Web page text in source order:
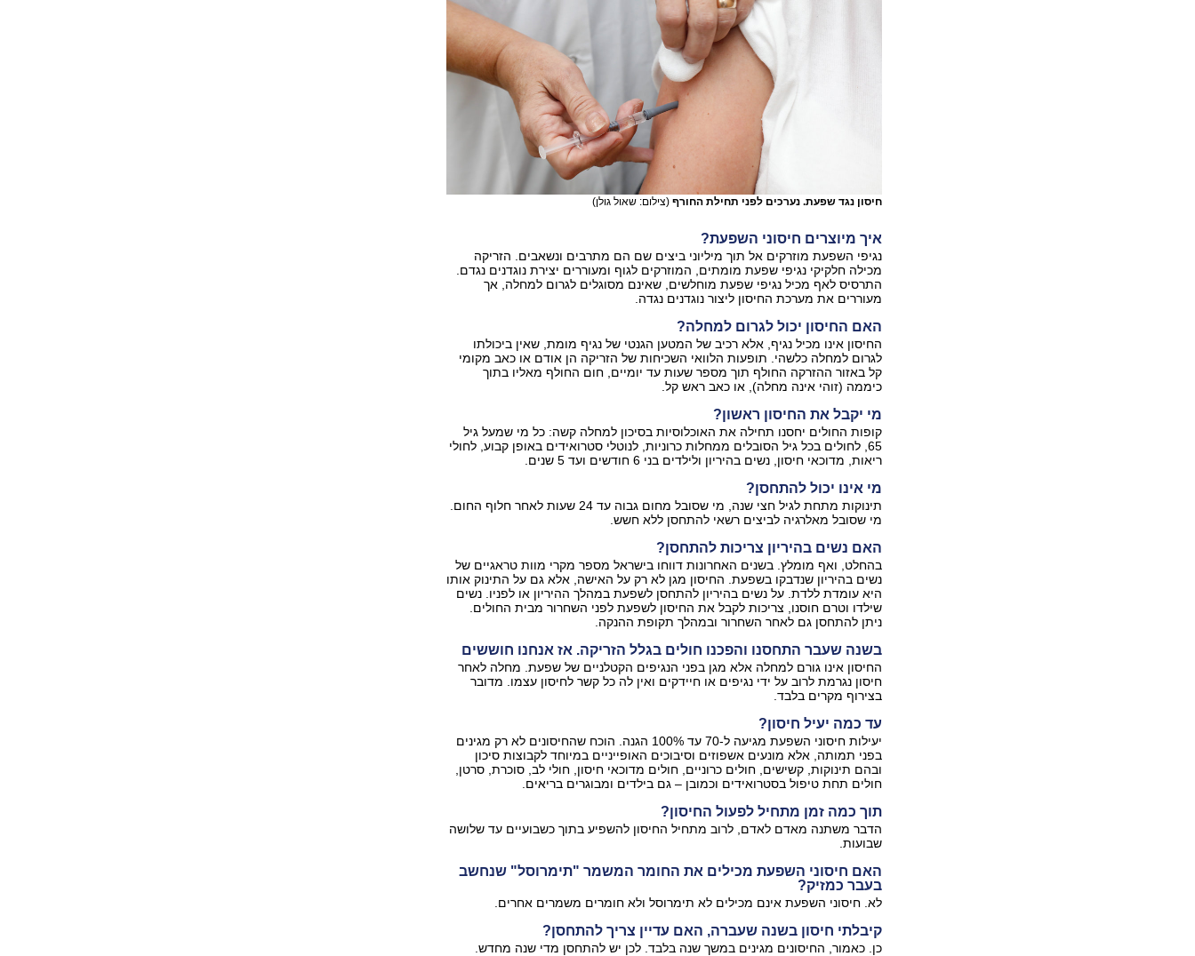
חיסון נגד שפעת. נערכים לפני תחילת החורף (צילום: שאול גולן)
איך מיוצרים חיסוני השפעת?
נגיפי השפעת מוזרקים אל תוך מיליוני ביצים שם הם מתרבים ונשאבים. הזריקה
מכילה חלקיקי נגיפי שפעת מומתים, המוזרקים לגוף ומעוררים יצירת נוגדנים נגדם.
התרסיס לאף מכיל נגיפי שפעת מוחלשים, שאינם מסוגלים לגרום למחלה, אך
מעוררים את מערכת החיסון ליצור נוגדנים נגדה.
האם החיסון יכול לגרום למחלה?
החיסון אינו מכיל נגיף, אלא רכיב של המטען הגנטי של נגיף מומת, שאין ביכולתו
לגרום למחלה כלשהי. תופעות הלוואי השכיחות של הזריקה הן אודם או כאב מקומי
קל באזור ההזרקה החולף תוך מספר שעות עד יומיים, חום החולף מאליו בתוך
כיממה (זוהי אינה מחלה), או כאב ראש קל.
מי יקבל את החיסון ראשון?
קופות החולים יחסנו תחילה את האוכלוסיות בסיכון למחלה קשה: כל מי שמעל גיל
65, לחולים בכל גיל הסובלים ממחלות כרוניות, לנוטלי סטרואידים באופן קבוע, לחולי
ריאות, מדוכאי חיסון, נשים בהיריון ולילדים בני 6 חודשים ועד 5 שנים.
מי אינו יכול להתחסן?
תינוקות מתחת לגיל חצי שנה, מי שסובל מחום גבוה עד 24 שעות לאחר חלוף החום.
מי שסובל מאלרגיה לביצים רשאי להתחסן ללא חשש.
האם נשים בהיריון צריכות להתחסן?
בהחלט, ואף מומלץ. בשנים האחרונות דווחו בישראל מספר מקרי מוות טראגיים של
נשים בהיריון שנדבקו בשפעת. החיסון מגן לא רק על האישה, אלא גם על התינוק אותו
היא עומדת ללדת. על נשים בהיריון להתחסן לשפעת במהלך ההיריון או לפניו. נשים
שילדו וטרם חוסנו, צריכות לקבל את החיסון לשפעת לפני השחרור מבית החולים.
ניתן להתחסן גם לאחר השחרור ובמהלך תקופת ההנקה.
בשנה שעבר התחסנו והפכנו חולים בגלל הזריקה. אז אנחנו חוששים
החיסון אינו גורם למחלה אלא מגן בפני הנגיפים הקטלניים של שפעת. מחלה לאחר
חיסון נגרמת לרוב על ידי נגיפים או חיידקים ואין לה כל קשר לחיסון עצמו. מדובר
בצירוף מקרים בלבד.
עד כמה יעיל חיסון?
יעילות חיסוני השפעת מגיעה ל-70 עד 100% הגנה. הוכח שהחיסונים לא רק מגינים
בפני תמותה, אלא מונעים אשפוזים וסיבוכים האופייניים במיוחד לקבוצות סיכון
ובהם תינוקות, קשישים, חולים כרוניים, חולים מדוכאי חיסון, חולי לב, סוכרת, סרטן,
חולים תחת טיפול בסטרואידים וכמובן – גם בילדים ומבוגרים בריאים.
תוך כמה זמן מתחיל לפעול החיסון?
הדבר משתנה מאדם לאדם, לרוב מתחיל החיסון להשפיע בתוך כשבועיים עד שלושה
שבועות.
האם חיסוני השפעת מכילים את החומר המשמר "תימרוסל" שנחשב
בעבר כמזיק?
לא. חיסוני השפעת אינם מכילים לא תימרוסל ולא חומרים משמרים אחרים.
קיבלתי חיסון בשנה שעברה, האם עדיין צריך להתחסן?
כן. כאמור, החיסונים מגינים במשך שנה בלבד. לכן יש להתחסן מדי שנה מחדש.